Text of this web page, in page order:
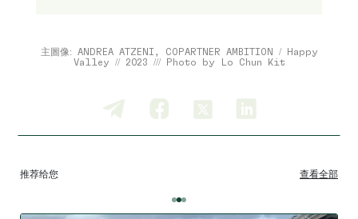
主圖像: ANDREA ATZENI, COPARTNER AMBITION / Happy
Valley // 2023 /// Photo by Lo Chun Kit
推荐给您 查看全部